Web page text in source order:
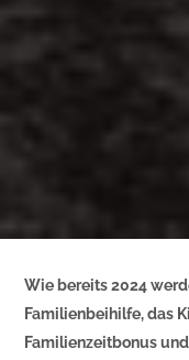
Wie bereits 2024
Familienbeihilfe, das
Familienzeitbonus